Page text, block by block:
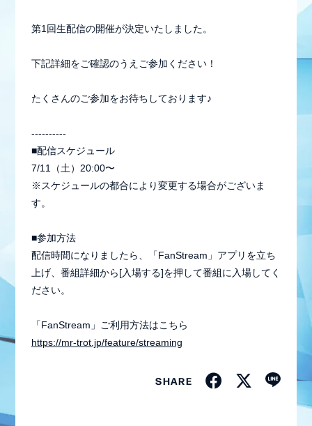
番組紹介
お問い合わせ
会員登録
第1回生配信の開催が決定いたしました。
下記詳細をご確認のうえご参加ください！
たくさんのご参加をお待ちしております♪
----------
■配信スケジュール
7/11（土）20:00〜
※スケジュールの都合により変更する場合がございま
す。
■参加方法
配信時間になりましたら、「FanStream」アプリを立ち
上げ、番組詳細から[入場する]を押して番組に入場してく
ださい。
「FanStream」ご利用方法はこちら
https://mr-trot.jp/feature/streaming
SHARE